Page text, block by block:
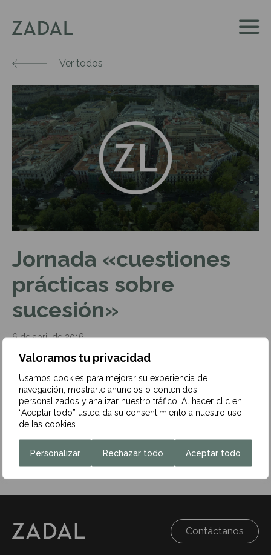
Valoramos tu privacidad
Usamos cookies para mejorar su experiencia de
navegación, mostrarle anuncios o contenidos
personalizados y analizar nuestro tráfico. Al hacer clic en
“Aceptar todo” usted da su consentimiento a nuestro uso
de las cookies.
Personalizar Rechazar todo Aceptar todo
Ver todos
Jornada «cuestiones
prácticas sobre
sucesión»
6 de abril de 2016
Con el Ilustre Colegio de Abogados de Lugo, en la
Jornada «Cuestiones Prácticas sobre Sucesión». Más
información aquí:
Jornada «Cuestiones Prácticas sobre Sucesión»
Contáctanos